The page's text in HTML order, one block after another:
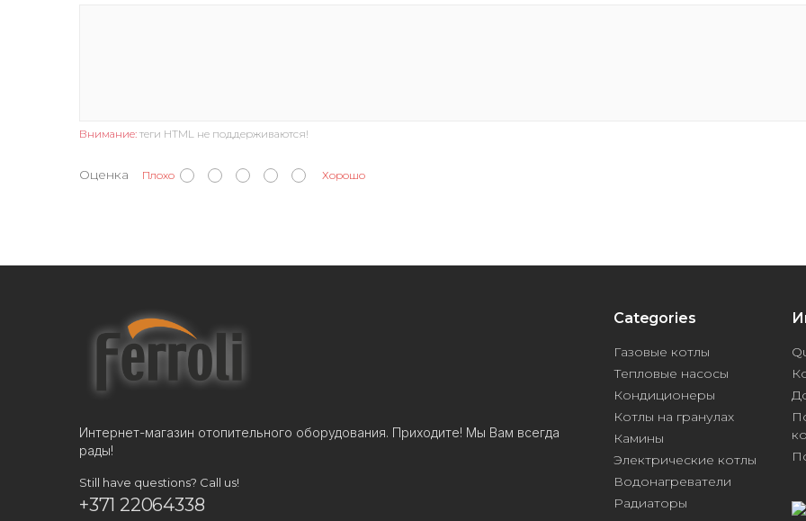
Внимание: теги HTML не поддерживаются!
Оценка Плохо Хорошо
Интернет-магазин отопительного оборудования. Приходите! Мы Вам всегда
рады!
Still have questions? Call us!
+371 22064338
Categories
Газовые котлы
Тепловые насосы
Кондиционеры
Котлы на гранулах
Камины
Электрические котлы
Водонагреватели
Радиаторы